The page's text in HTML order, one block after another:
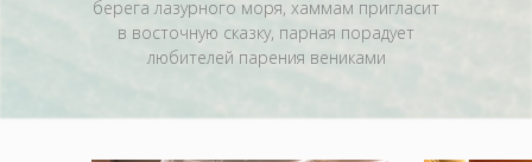
берега лазурного моря, хаммам пригласит
в восточную сказку, парная порадует
любителей парения вениками